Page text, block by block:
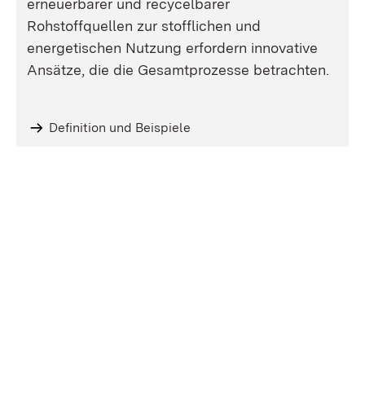
erneuerbarer und recycelbarer
Rohstoffquellen zur stofflichen und
energetischen Nutzung erfordern innovative
Ansätze, die die Gesamtprozesse betrachten.
Definition und Beispiele